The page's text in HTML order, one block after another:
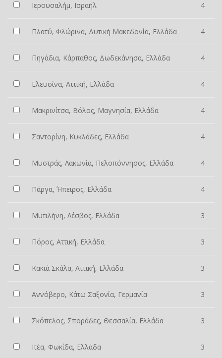
Ιερουσαλήμ, Ισραήλ 4
Πλατύ, Φλώρινα, Δυτική Μακεδονία, Ελλάδα 4
Πηγάδια, Κάρπαθος, Δωδεκάνησα, Ελλάδα 4
Ελευσίνα, Αττική, Ελλάδα 4
Μακρινίτσα, Βόλος, Μαγνησία, Ελλάδα 4
Σαντορίνη, Κυκλάδες, Ελλάδα 4
Μυστράς, Λακωνία, Πελοπόννησος, Ελλάδα 4
Πάργα, Ήπειρος, Ελλάδα 4
Μυτιλήνη, Λέσβος, Ελλάδα 3
Πόρος, Αττική, Ελλάδα 3
Κακιά Σκάλα, Αττική, Ελλάδα 3
Αννόβερο, Κάτω Σαξονία, Γερμανία 3
Σκόπελος, Σποράδες, Θεσσαλία, Ελλάδα 3
Ιτέα, Φωκίδα, Ελλάδα 3